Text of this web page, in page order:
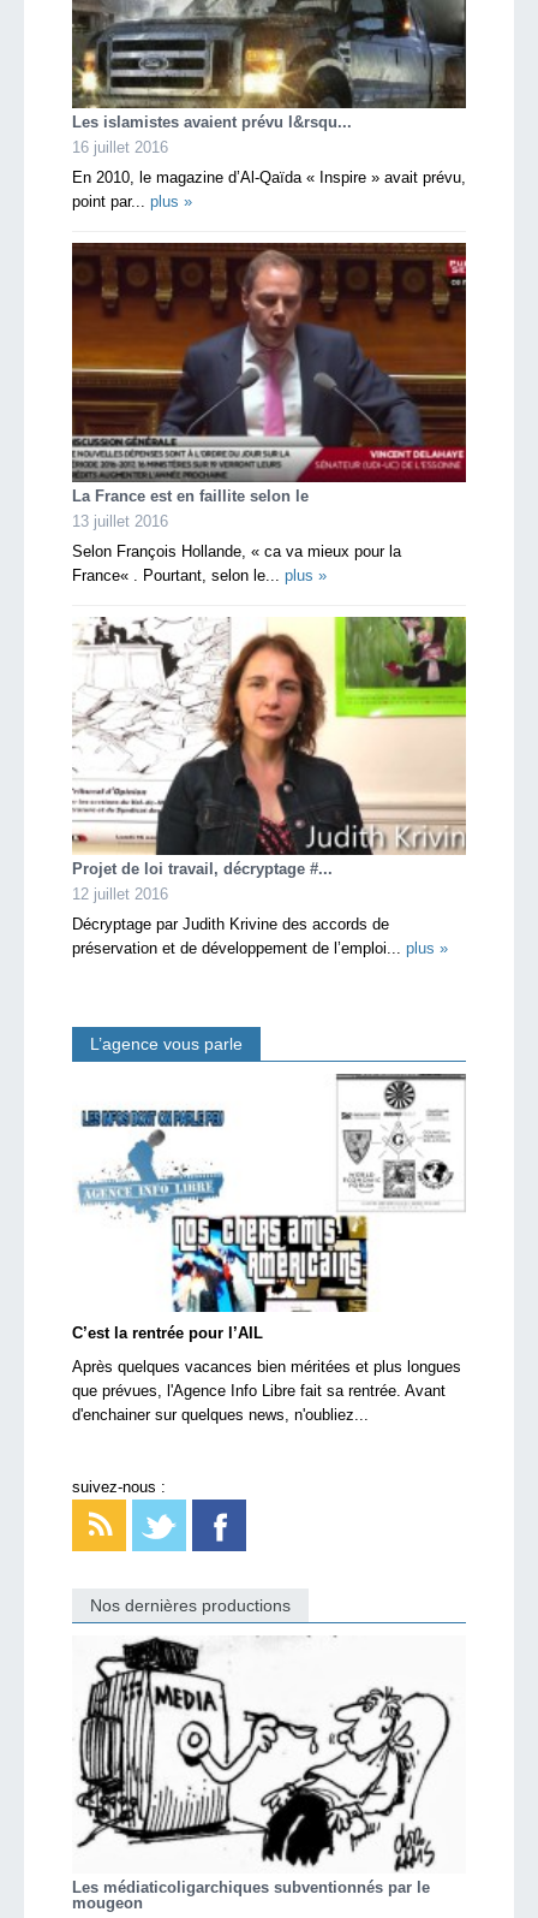
Les islamistes avaient prévu l&rsqu...
16 juillet 2016
En 2010, le magazine d’Al-Qaïda « Inspire » avait prévu,
point par... plus »
La France est en faillite selon le
13 juillet 2016
Selon François Hollande, « ca va mieux pour la
France« . Pourtant, selon le... plus »
Projet de loi travail, décryptage #...
12 juillet 2016
Décryptage par Judith Krivine des accords de
préservation et de développement de l’emploi... plus »
L’agence vous parle
C’est la rentrée pour l’AIL
Après quelques vacances bien méritées et plus longues
que prévues, l'Agence Info Libre fait sa rentrée. Avant
d'enchainer sur quelques news, n'oubliez...
suivez-nous :
Nos dernières productions
Les médiaticoligarchiques subventionnés par le
mougeon